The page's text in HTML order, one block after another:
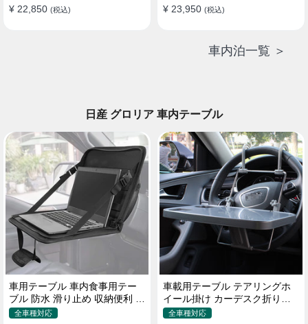
¥ 22,850 (税込)
¥ 23,950 (税込)
車内泊一覧 ＞
日産 グロリア 車内テーブル
車用テーブル 車内食事用テー
ブル 防水 滑り止め 収納便利 多
機能ラップトップバッグ
全車種対応
車載用テーブル テアリングホ
イール掛け カーデスク折りた
たみ式 パソコン 食事 物置
全車種対応